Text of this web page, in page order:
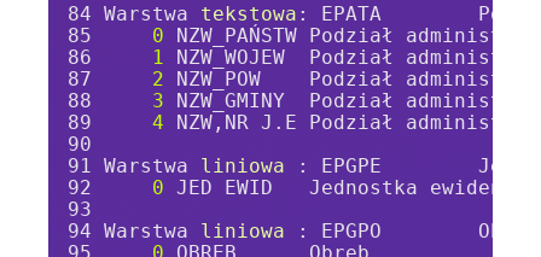
Warstwa tekstowa : EPATA
0 NZW_PAŃSTW Podział
1 NZW_WOJEW  Podział
2 NZW_POW    Podział
3 NZW_GMINY  Podział
4 NZW,NR J.E Podział
Warstwa liniowa
: EPGPE
0 JED EWID   Jednostka
Warstwa liniowa
: EPGPO        Obręb